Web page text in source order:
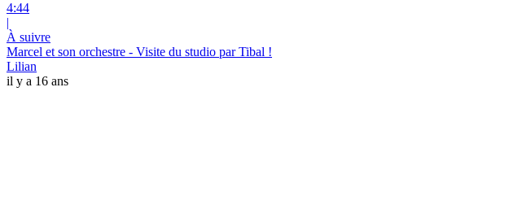
4:44
|
À suivre
Marcel et son orchestre - Visite du studio par Tibal !
Lilian
il y a 16 ans